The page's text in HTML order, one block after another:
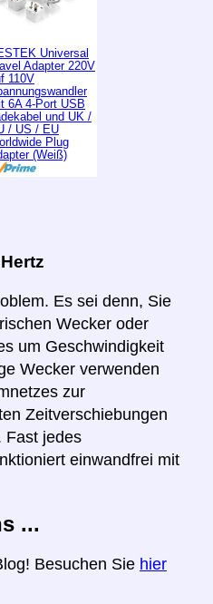
Universal
Adapter 220V
110V
6A 4-Port USB
und UK /
/ US / EU
Plug
(Weiß)
Es sei denn, Sie
Wecker oder
um Geschwindigkeit
Wecker verwenden
zur
Zeitverschiebungen
Fast jedes
einwandfrei mit
...
Besuchen Sie hier